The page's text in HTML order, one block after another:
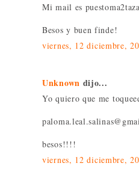
Mi mail es
Besos y buen finde!
viernes, 12 diciembre,
Unknown dijo...
Yo quiero que me
besos!!!!
viernes, 12 diciembre,